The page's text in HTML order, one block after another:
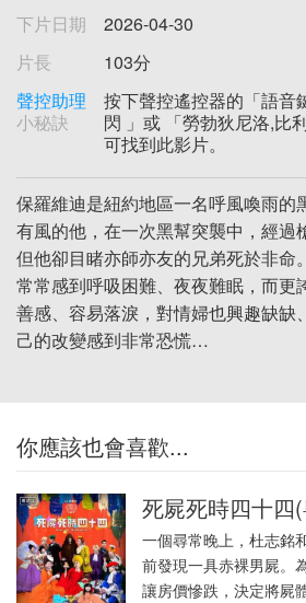
下片日期
2026-04-30
片長
103分
聲控助理
小秘訣
按下聲控遙控器的「語音
閃 」或 「勞勃狄尼洛,比
可找到此影片。
保羅維迪是紐約地區一名呼風喚雨的
有風的他，在一次黑幫突襲中，經過
但他卻目睹亦師亦友的兄弟死於非命
常常感到呼吸困難、夜夜難眠，而更
善感、容易落淚，對情婦也興趣缺缺
己的改變感到非常恐慌…
你應該也會喜歡...
死屍死時四十四
一個尋常晚上，杜志銘
前發現一具赤裸男屍。
讓房價慘跌，決定將屍